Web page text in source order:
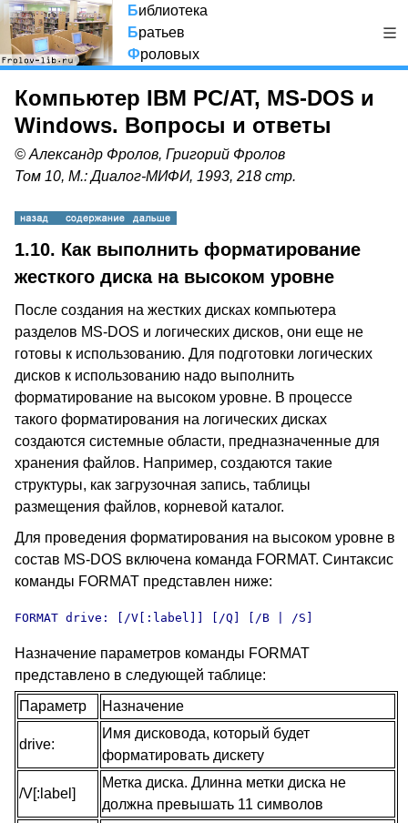
Библиотека
Братьев
Фроловых
Компьютер IBM PC/AT, MS-DOS и
Windows. Вопросы и ответы
© Александр Фролов, Григорий Фролов
Том 10, М.: Диалог-МИФИ, 1993, 218 стр.
1.10. Как выполнить форматирование
жесткого диска на высоком уровне
После создания на жестких дисках компьютера
разделов MS-DOS и логических дисков, они еще не
готовы к использованию. Для подготовки логических
дисков к использованию надо выполнить
форматирование на высоком уровне. В процессе
такого форматирования на логических дисках
создаются системные области, предназначенные для
хранения файлов. Например, создаются такие
структуры, как загрузочная запись, таблицы
размещения файлов, корневой каталог.
Для проведения форматирования на высоком уровне в
состав MS-DOS включена команда FORMAT. Синтаксис
команды FORMAT представлен ниже:
FORMAT drive: [/V[:label]] [/Q] [/B | /S]
Назначение параметров команды FORMAT
представлено в следующей таблице:
Параметр
Назначение
drive:
Имя дисковода, который будет
форматировать дискету
/V[:label]
Метка диска. Длинна метки диска не
должна превышать 11 символов